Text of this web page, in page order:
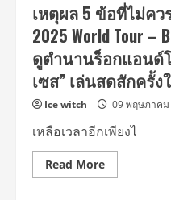
เหตุผล 5 ข้อที่ไม่ควร
2025 World Tour –
ดูตำนานร็อกแอนด์
เซส” เล่นสดสักครั้
Ice witch 09 พฤษภาคม
เหลือเวลาอีกเพียงไ
Read MoreRead
more